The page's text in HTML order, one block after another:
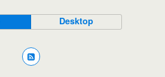
Desktop